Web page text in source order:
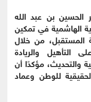
الحسين بن عبد الله
الهاشمية في تمكين
المستقبل، من خلال
التأهيل والريادة
والتحديث، مؤكدًا أن
للوطن وعماد